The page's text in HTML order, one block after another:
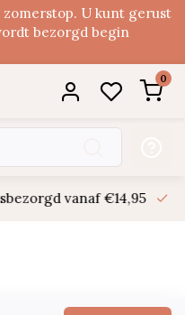
zomerstop. U kunt gerust
bezorgd begin
0
vanaf €14,95